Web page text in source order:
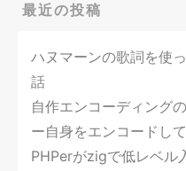
最近の投稿
ハヌマーンの歌詞を使
話
自作エンコーディング
ー自身をエンコードし
PHPerがzigで低レベル